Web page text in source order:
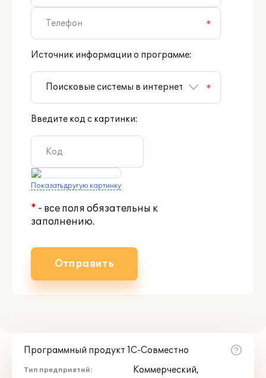
*
Источник информации о программе:
*
Введите код с картинки:
Показать другую картинку
* - все поля обязательны к
заполнению.
Отправить
Программный продукт 1С-Совместно
Тип предприятий: Коммерческий,